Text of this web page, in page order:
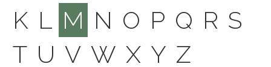
K L M N O P Q R S
T U V W X Y Z